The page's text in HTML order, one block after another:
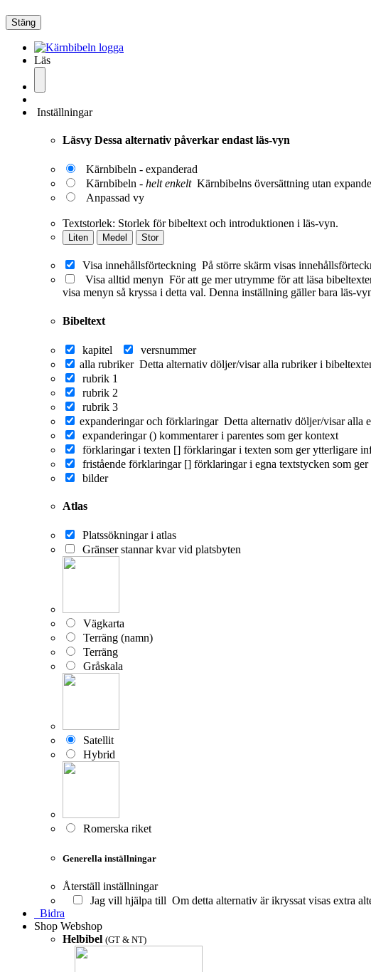
Stäng
Läs
Inställningar
Läsvy Dessa alternativ påverkar endast läs-vyn
Kärnbibeln - expanderad
Kärnbibeln - helt enkelt Kärnbibelns översättning utan
Anpassad vy
Textstorlek: Storlek för bibeltext och introduktionen i läs-vyn.
Liten Medel Stor
Visa innehållsförteckning På större skärm visas
Visa alltid menyn För att ge mer utrymme för att läsa
visa menyn så kryssa i detta val. Denna inställning gäller bara läs-
Bibeltext
kapitel
versnummer
alla rubriker Detta alternativ döljer/visar alla rubriker i
rubrik 1
rubrik 2
rubrik 3
expanderingar och förklaringar Detta alternativ döljer/visar alla
expanderingar () kommentarer i parentes som ger kontext
förklaringar i texten [] förklaringar i texten som ger ytterligare
fristående förklaringar [] förklaringar i egna textstycken som
bilder
Atlas
Platssökningar i atlas
Gränser stannar kvar vid platsbyten
Vägkarta
Terräng (namn)
Terräng
Gråskala
Satellit
Hybrid
Romerska riket
Generella inställningar
Återställ inställningar
Jag vill hjälpa till Om detta alternativ är ikryssat visas extra
Bidra
Shop Webshop
Helbibel (GT & NT)